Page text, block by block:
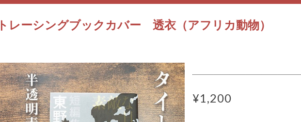
トレーシングブックカバー 透衣（アフリカ動物）
¥1,200